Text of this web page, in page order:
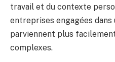
travail et du contexte
entreprises engagées
parviennent plus
complexes.